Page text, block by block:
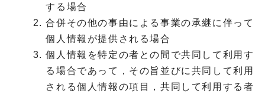
する場合
合併その他の事由による事業の承継に伴って
個人情報が提供される場合
個人情報を特定の者との間で共同して利用す
る場合であって，その旨並びに共同して利用
される個人情報の項目，共同して利用する者